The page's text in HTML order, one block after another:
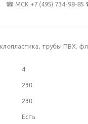
☎ МСК +7 (495) 734-98-85
трубы ПВХ,
4
230
230
Есть